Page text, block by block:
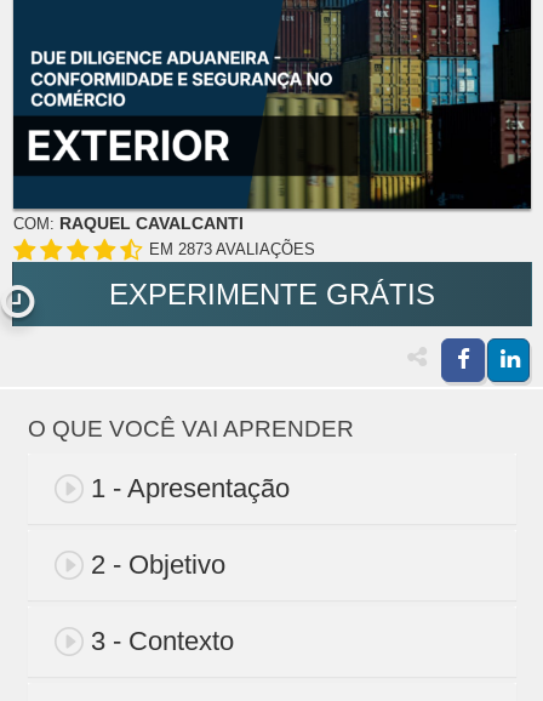
COM: RAQUEL CAVALCANTI
EM 2873 AVALIAÇÕES
EXPERIMENTE GRÁTIS
O QUE VOCÊ VAI APRENDER
1 - Apresentação
2 - Objetivo
3 - Contexto